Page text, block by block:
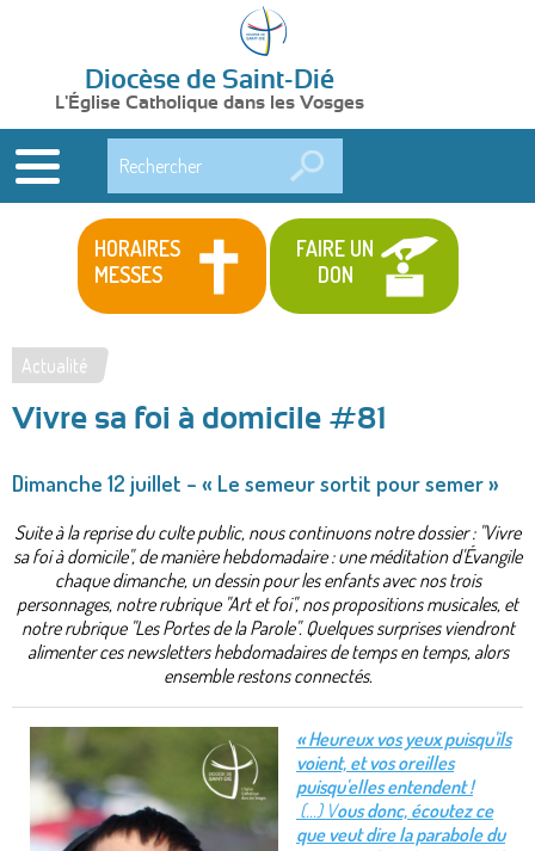
Diocèse de Saint-Dié
L'Église Catholique dans les Vosges
HORAIRES
MESSES
FAIRE UN
DON
Vous
êtes
ici
Actualité
Vivre sa foi à domicile #81
Dimanche 12 juillet – « Le semeur sortit pour semer »
Suite à la reprise du culte public, nous continuons notre dossier : "Vivre
sa foi à domicile", de manière hebdomadaire : une méditation d'Évangile
chaque dimanche, un dessin pour les enfants avec nos trois
personnages, notre rubrique "Art et foi", nos propositions musicales, et
notre rubrique "Les Portes de la Parole". Quelques surprises viendront
alimenter ces newsletters hebdomadaires de temps en temps, alors
ensemble restons connectés.
« Heureux vos yeux puisqu'ils
voient, et vos oreilles
puisqu'elles entendent !
(...) Vous donc, écoutez ce
que veut dire la parabole du